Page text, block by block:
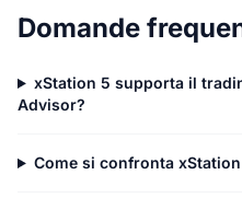
Domande
xStation 5 supporta il
Advisor?
Come si confronta